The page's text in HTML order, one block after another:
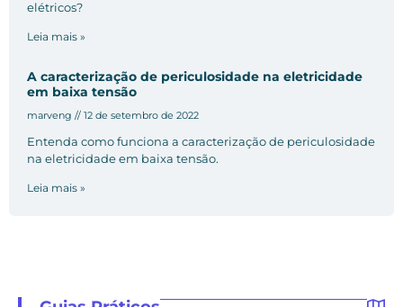
elétricos?
Leia mais »
A caracterização de periculosidade na eletricidade
em baixa tensão
marveng 12 de setembro de 2022
Entenda como funciona a caracterização de periculosidade
na eletricidade em baixa tensão.
Leia mais »